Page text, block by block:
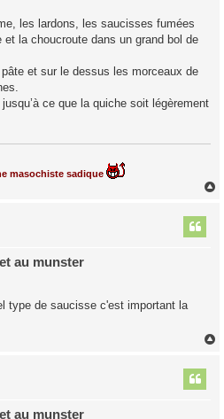
les lardons, les saucisses fumées
la choucroute dans un grand bol de
et sur le dessus les morceaux de
ce que la quiche soit légèrement
masochiste sadique
au munster
type de saucisse c'est important la
au munster